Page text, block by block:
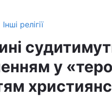
Інші релігії
у